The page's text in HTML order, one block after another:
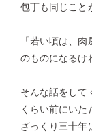
包丁も同じこと
「若い頃は、
のものになるけ
そんな話をして
くらい前にいた
ざっくり三十年